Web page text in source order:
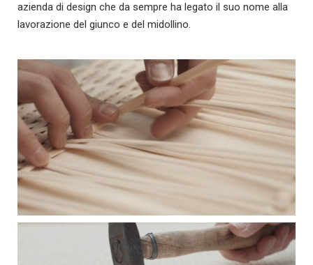
azienda di design che da sempre ha legato il suo nome alla
lavorazione del giunco e del midollino.